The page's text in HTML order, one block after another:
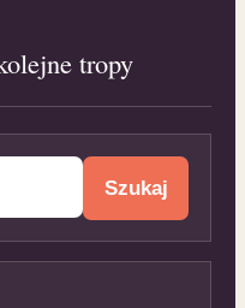
tropy